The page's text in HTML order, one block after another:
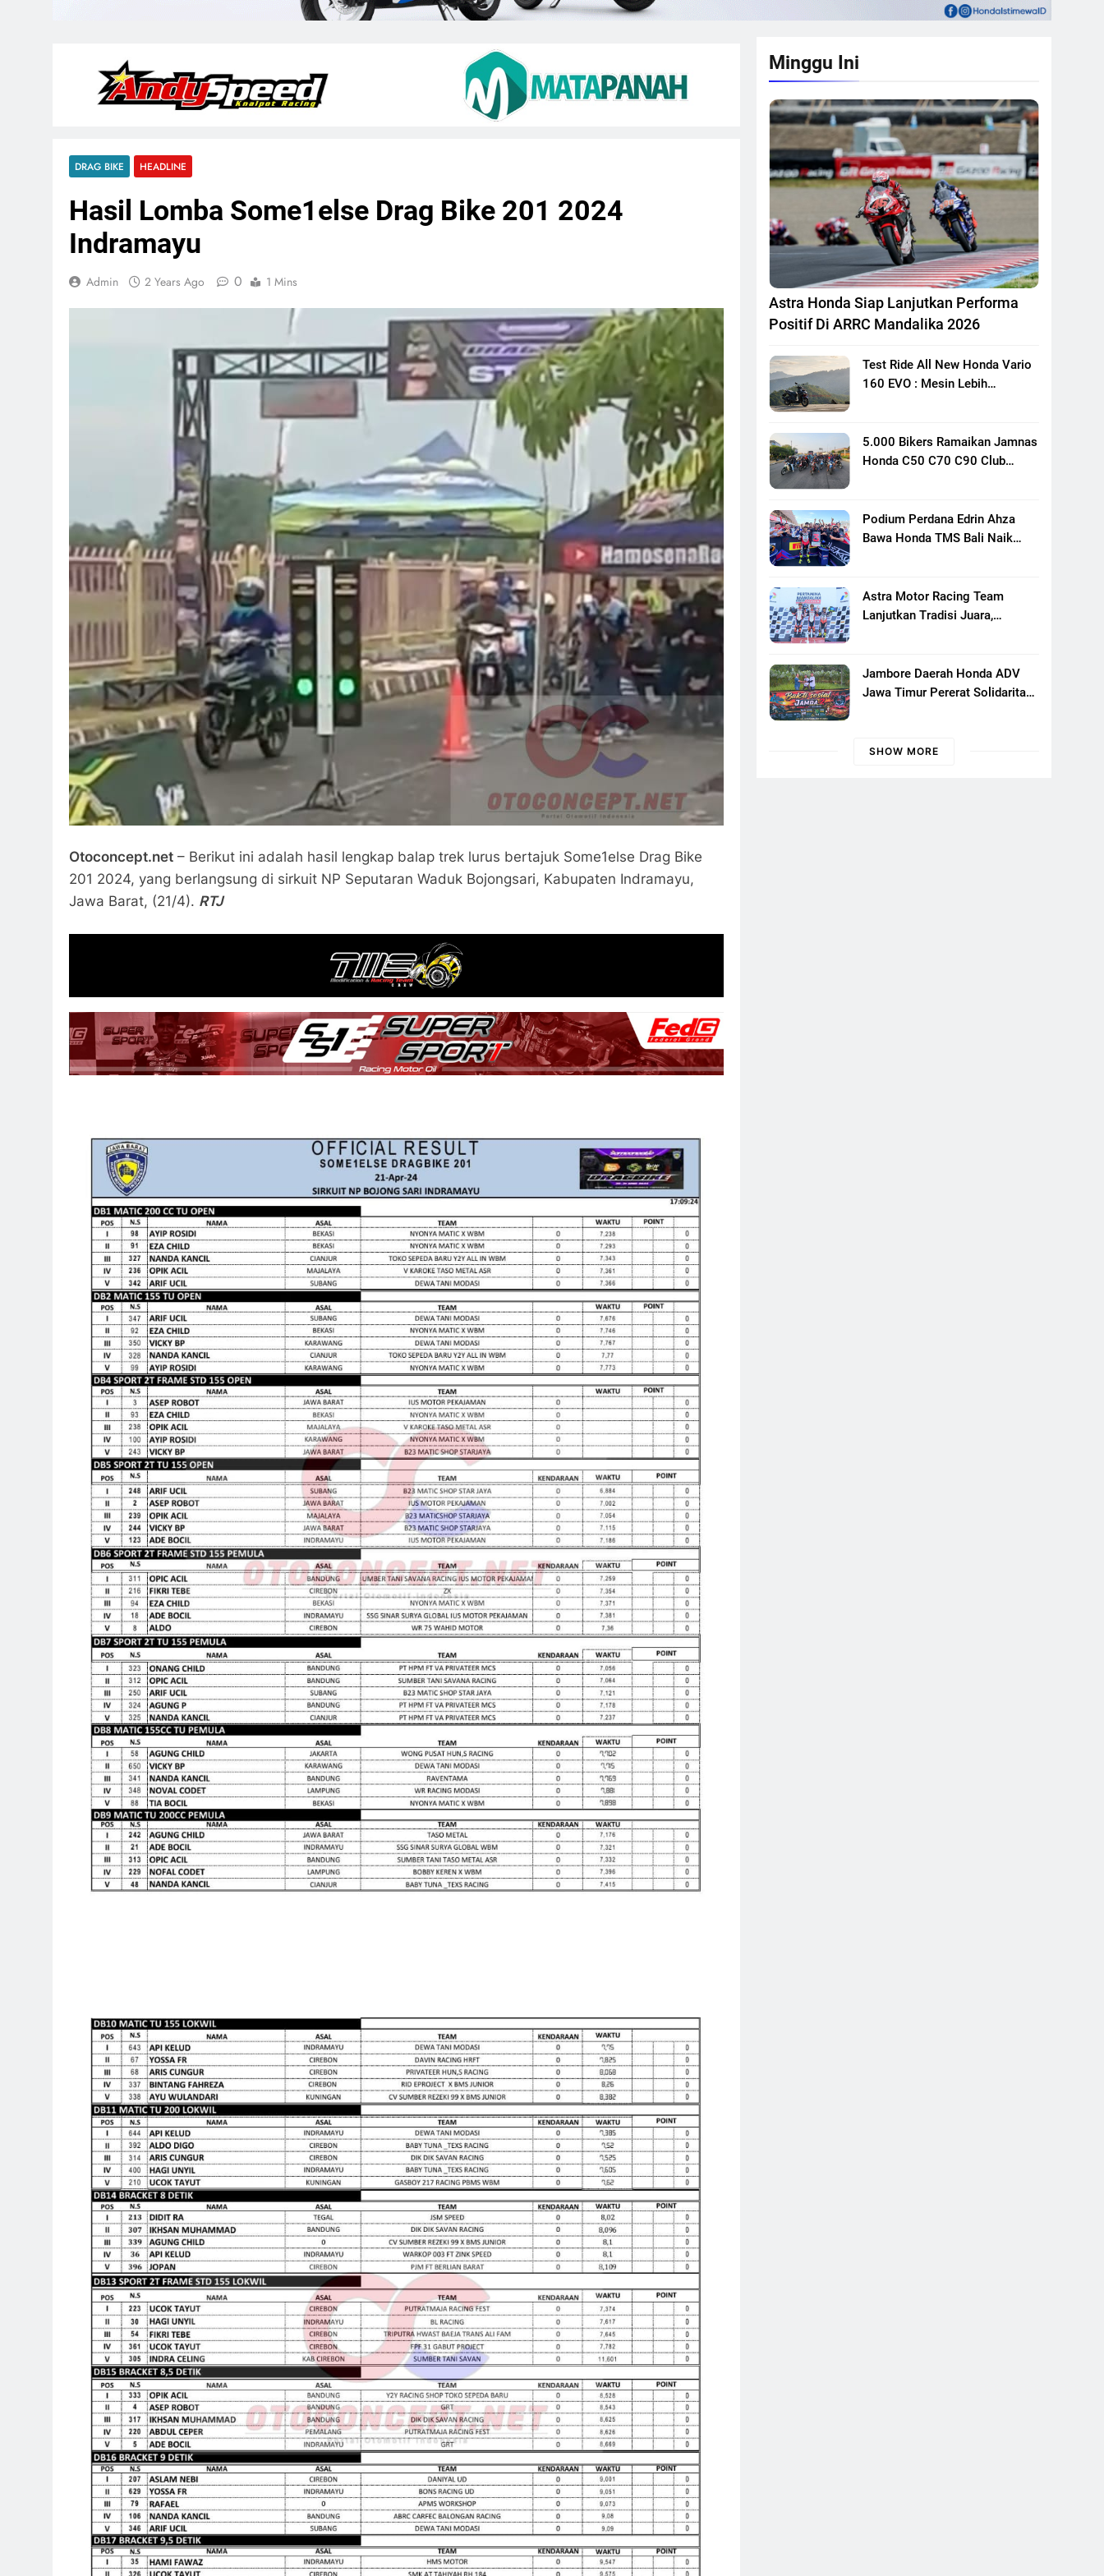
DRAG BIKE HEADLINE
Hasil Lomba Some1else Drag Bike 201 2024
Indramayu
Admin 2 Years Ago 0 1 Mins
Otoconcept.net – Berikut ini adalah hasil lengkap balap trek lurus bertajuk Some1else Drag Bike
201 2024, yang berlangsung di sirkuit NP Seputaran Waduk Bojongsari, Kabupaten Indramayu,
Jawa Barat, (21/4). RTJ
Minggu Ini
Astra Honda Siap Lanjutkan Performa
Positif Di ARRC Mandalika 2026
Test Ride All New Honda Vario
160 EVO : Mesin Lebih
5.000 Bikers Ramaikan Jamnas
Honda C50 C70 C90 Club
Motor Klasik Honda
Podium Perdana Edrin Ahza
Bawa Honda TMS Bali Naik
Astra Motor Racing Team
Lanjutkan Tradisi Juara,
Putaran Ke 3
Jambore Daerah Honda ADV
Jawa Timur Pererat Solidaritas
Banyuwangi
SHOW MORE